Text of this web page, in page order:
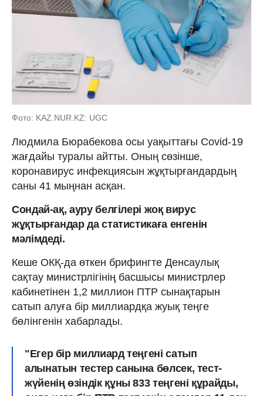
Фото: KAZ.NUR.KZ: UGC
Людмила Бюрабекова осы уақыттағы Covid-19
жағдайы туралы айтты. Оның сөзінше,
коронавирус инфекциясын жұқтырғандардың
саны 41 мыңнан асқан.
Сондай-ақ, ауру белгілері жоқ вирус
жұқтырғандар да статистикаға енгенін
мәлімдеді.
Кеше ОКҚ-да өткен брифингте Денсаулық
сақтау министрлігінің басшысы министрлер
кабинетінен 1,2 миллион ПТР сынақтарын
сатып алуға бір миллиардқа жуық теңге
бөлінгенін хабарлады.
"Егер бір миллиард теңгені сатып
алынатын тестер санына бөлсек, тест-
жүйенің өзіндік құны 833 теңгені құрайды,